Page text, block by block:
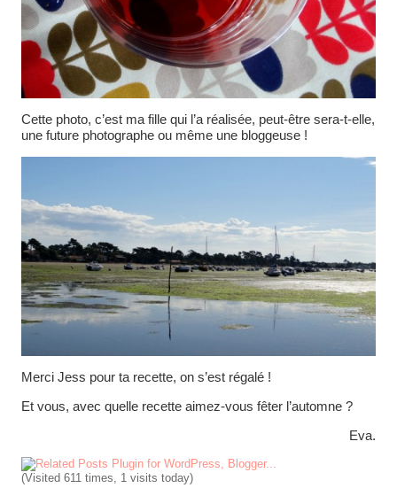
Cette photo, c’est ma fille qui l’a réalisée, peut-être sera-t-elle,
une future photographe ou même une bloggeuse !
Merci Jess pour ta recette, on s’est régalé !
Et vous, avec quelle recette aimez-vous fêter l’automne ?
Eva.
(Visited 611 times, 1 visits today)